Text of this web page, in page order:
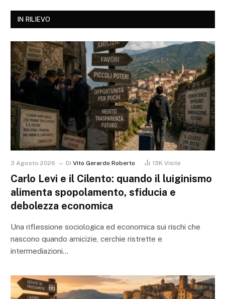
IN RILIEVO
3 Agosto 2026 Di Vito Gerardo Roberto 13K Visite
Carlo Levi e il Cilento: quando il luiginismo
alimenta spopolamento, sfiducia e
debolezza economica
Una riflessione sociologica ed economica sui rischi che
nascono quando amicizie, cerchie ristrette e
intermediazioni…